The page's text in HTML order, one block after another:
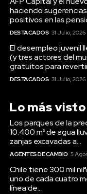
haciendo
positivos en las
DESTACADOS 31 Julio, 2026
El desempleo juvenil
(y tres actores del
gratuitos para
DESTACADOS 31 Julio, 2026
Lo más visto
Los parques de la
10.400 m³ de agua
zanjas excavadas a...
AGENTES DE CAMBIO 5
Chile tiene 300 mil
uno de cada cuatro
línea de...